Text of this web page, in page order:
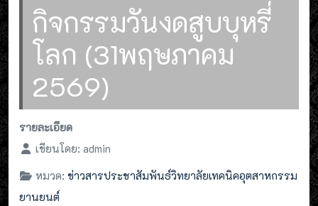
กิจกรรมวันงดสูบบุหรี่
โลก (31พฤษภาคม
2569)
รายละเอียด
เขียนโดย: admin
หมวด: ข่าวสารประชาสัมพันธ์วิทยาลัยเทคนิคอุตสาหกรรม
ยานยนต์